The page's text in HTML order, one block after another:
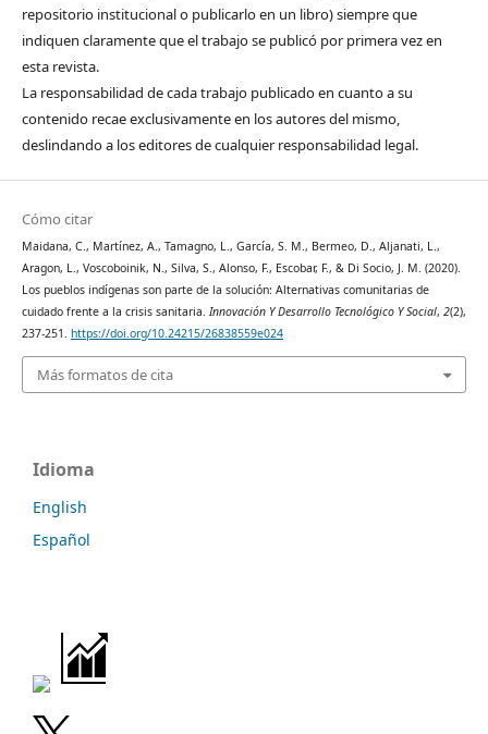
repositorio institucional o publicarlo en un libro) siempre que
indiquen claramente que el trabajo se publicó por primera vez en
esta revista.
La responsabilidad de cada trabajo publicado en cuanto a su
contenido recae exclusivamente en los autores del mismo,
deslindando a los editores de cualquier responsabilidad legal.
Cómo citar
Maidana, C., Martínez, A., Tamagno, L., García, S. M., Bermeo, D., Aljanati, L.,
Aragon, L., Voscoboinik, N., Silva, S., Alonso, F., Escobar, F., & Di Socio, J. M. (2020).
Los pueblos indígenas son parte de la solución: Alternativas comunitarias de
cuidado frente a la crisis sanitaria. Innovación Y Desarrollo Tecnológico Y Social, 2(2),
237-251. https://doi.org/10.24215/26838559e024
Más formatos de cita
Idioma
English
Español